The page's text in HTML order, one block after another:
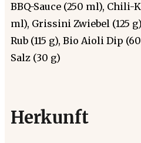
BBQ-Sauce (250 ml), Chili-
ml), Grissini Zwiebel (125
Rub (115 g), Bio Aioli Dip
Salz (30 g)
Herkunft